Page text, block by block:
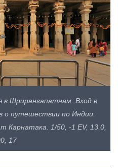
в Шрирангапатнам. Вход в
путешествии по Индии.
Карнатака. 1/50, -1 EV, 13.0,
17